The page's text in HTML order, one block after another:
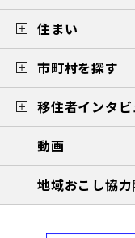
住まい
市町村を探す
移住者インタビ
動画
地域おこし協力